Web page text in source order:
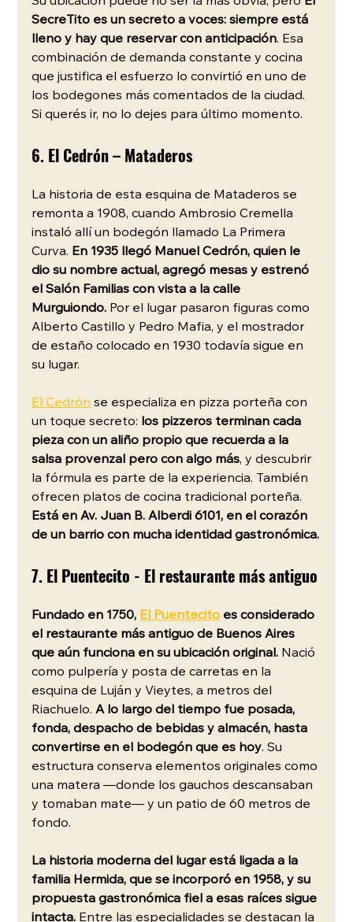
SecreTito es un secreto a voces: siempre está
lleno y hay que reservar con anticipación. Esa
combinación de demanda constante y cocina
que justifica el esfuerzo lo convirtió en uno de
los bodegones más comentados de la ciudad.
Si querés ir, no lo dejes para último momento.
6. El Cedrón – Mataderos
La historia de esta esquina de Mataderos se
remonta a 1908, cuando Ambrosio Cremella
instaló allí un bodegón llamado La Primera
Curva. En 1935 llegó Manuel Cedrón, quien le
dio su nombre actual, agregó mesas y estrenó
el Salón Familias con vista a la calle
Murguiondo. Por el lugar pasaron figuras como
Alberto Castillo y Pedro Mafia, y el mostrador
de estaño colocado en 1930 todavía sigue en
su lugar.
El Cedrón se especializa en pizza porteña con
un toque secreto: los pizzeros terminan cada
pieza con un aliño propio que recuerda a la
salsa provenzal pero con algo más, y descubrir
la fórmula es parte de la experiencia. También
ofrecen platos de cocina tradicional porteña.
Está en Av. Juan B. Alberdi 6101, en el corazón
de un barrio con mucha identidad gastronómica.
7. El Puentecito - El restaurante más antiguo
Fundado en 1750, El Puentecito es considerado
el restaurante más antiguo de Buenos Aires
que aún funciona en su ubicación original. Nació
como pulpería y posta de carretas en la
esquina de Luján y Vieytes, a metros del
Riachuelo. A lo largo del tiempo fue posada,
fonda, despacho de bebidas y almacén, hasta
convertirse en el bodegón que es hoy. Su
estructura conserva elementos originales como
una matera —donde los gauchos descansaban
y tomaban mate— y un patio de 60 metros de
fondo.
La historia moderna del lugar está ligada a la
familia Hermida, que se incorporó en 1958, y su
propuesta gastronómica fiel a esas raíces sigue
intacta. Entre las especialidades se destacan la